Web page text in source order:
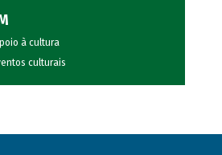
à cultura
culturais